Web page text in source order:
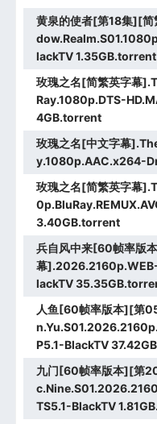
黄泉的使者[第18集][
lackTV 1.35GB.torrent
玫瑰之名[简繁英字幕
Ray.1080p.DTS-
4GB.torrent
玫瑰之名[中文字幕
y.1080p.AAC.x264-
玫瑰之名[简繁英字幕
3.40GB.torrent
兵自风中来[60帧率版
幕
lackTV
人鱼[60帧率版本][第
P5.1-BlackTV
九门[60帧率版本][第
TS5.1-BlackTV